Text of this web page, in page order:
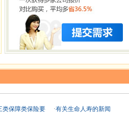
类保障类保险要 ·有关生命人寿的新闻